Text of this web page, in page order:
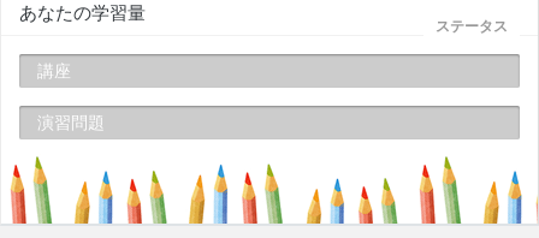
ステータス
あなたの学習量
講座
演習問題